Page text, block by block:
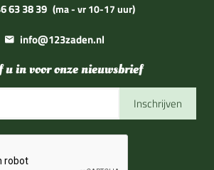
63 38 39 (ma - vr 10-17 uur)
info@123zaden.nl
u in voor onze nieuwsbrief
Inschrijven